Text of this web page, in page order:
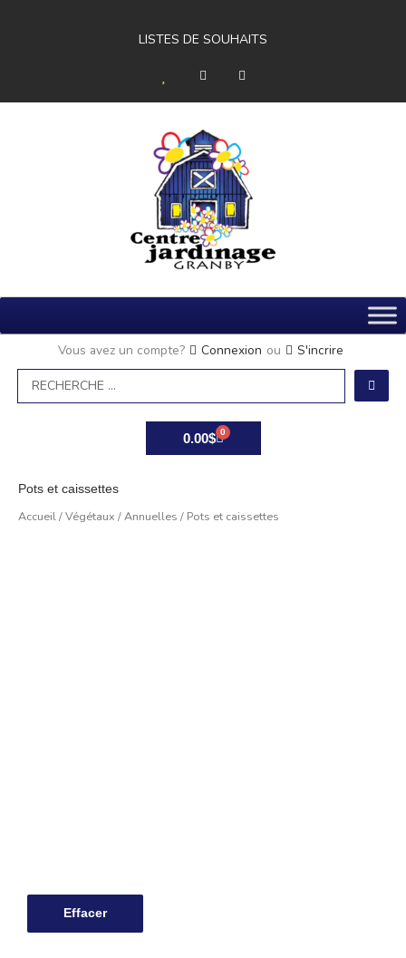
LISTES DE SOUHAITS
a
r
a
e
o
o
k
-
f
o
t
Vous avez un compte? Connexion ou
S'incrire
Search
0.00$ 0
Panier
Pots et caissettes
Accueil/Végétaux /Annuelles / Pots et caissettes
Effacer